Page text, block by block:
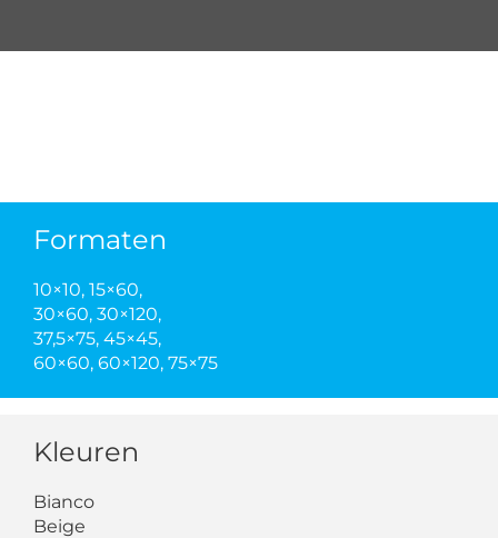
Formaten
10×10, 15×60,
30×60, 30×120,
37,5×75, 45×45,
60×60, 60×120, 75×75
Kleuren
Bianco
Beige